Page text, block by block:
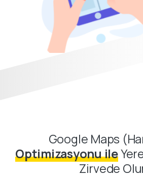
Google Maps
Optimizasyonu ile
Zirvede